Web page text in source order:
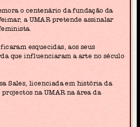
o centenário da fundação da
a UMAR pretende assinalar
esquecidas, aos seus
que influenciaram a arte no século
Sales, licenciada em história da
na UMAR na área da